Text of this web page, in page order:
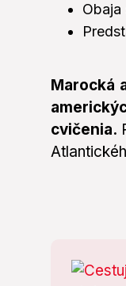
Marocká
cvičenia.